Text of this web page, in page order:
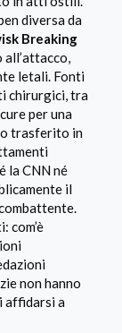
diversa da
Breaking
letali. Fonti
chirurgici, tra
per una
trasferito in
la CNN né
il
com’è
non hanno
affidarsi a